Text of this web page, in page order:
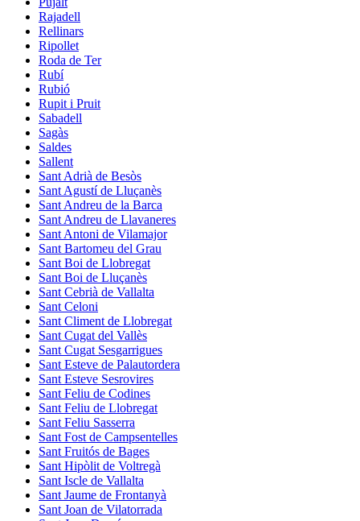
Rajadell
Rellinars
Ripollet
Roda de Ter
Rubí
Rubió
Rupit i Pruit
Sabadell
Sagàs
Saldes
Sallent
Sant Adrià de Besòs
Sant Agustí de Lluçanès
Sant Andreu de la Barca
Sant Andreu de Llavaneres
Sant Antoni de Vilamajor
Sant Bartomeu del Grau
Sant Boi de Llobregat
Sant Boi de Lluçanès
Sant Cebrià de Vallalta
Sant Celoni
Sant Climent de Llobregat
Sant Cugat del Vallès
Sant Cugat Sesgarrigues
Sant Esteve de Palautordera
Sant Esteve Sesrovires
Sant Feliu de Codines
Sant Feliu de Llobregat
Sant Feliu Sasserra
Sant Fost de Campsentelles
Sant Fruitós de Bages
Sant Hipòlit de Voltregà
Sant Iscle de Vallalta
Sant Jaume de Frontanyà
Sant Joan de Vilatorrada